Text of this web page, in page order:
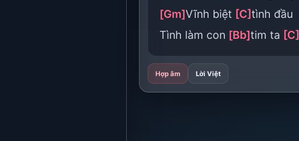
[Gm]Vĩnh biệt [C]tình đầu
Tình làm con [Bb]tim ta [C]
Hợp âm Lời Việt